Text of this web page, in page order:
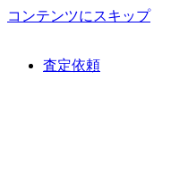
コンテンツにスキップ
査定依頼